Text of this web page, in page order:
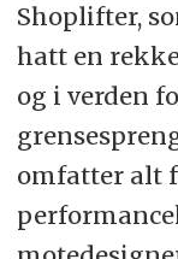
Shoplifter,
hatt en
og i verden
omfatter alt